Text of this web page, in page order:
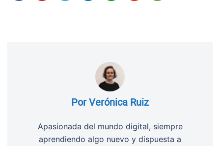
Por Verónica Ruiz
Apasionada del mundo digital, siempre
aprendiendo algo nuevo y dispuesta a